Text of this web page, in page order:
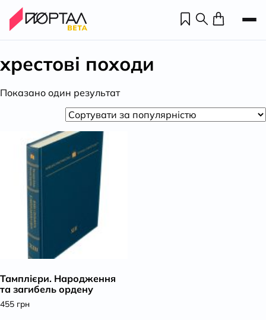
хрестові походи
Показано один результат
Тамплієри. Народження
та загибель ордену
455 грн